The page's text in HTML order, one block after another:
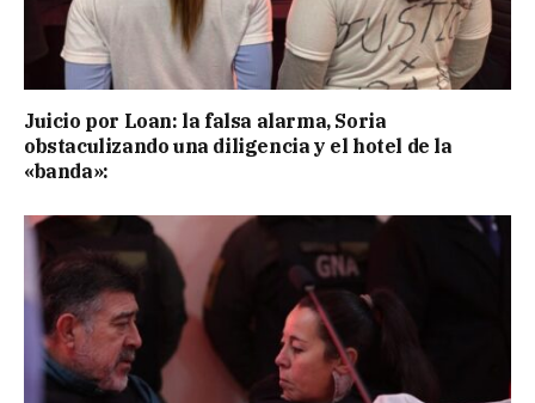
Juicio por Loan: la falsa alarma, Soria
obstaculizando una diligencia y el hotel de la
«banda»: